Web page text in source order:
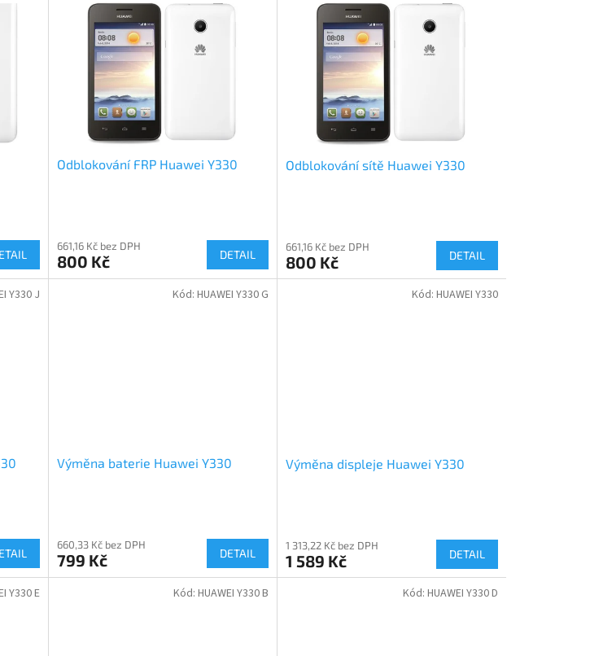
Odblokování FRP Huawei Y330
661,16 Kč bez DPH
800 Kč DETAIL
Odblokování sítě Huawei Y330
661,16 Kč bez DPH
800 Kč DETAIL
Y330 J
Výměna baterie Huawei Y330
660,33 Kč bez DPH
799 Kč DETAIL
Kód: HUAWEI Y330 G
Výměna displeje Huawei Y330
1 313,22 Kč bez DPH
1 589 Kč DETAIL
Kód: HUAWEI Y330
Y330 E Kód: HUAWEI Y330 B Kód: HUAWEI Y330 D